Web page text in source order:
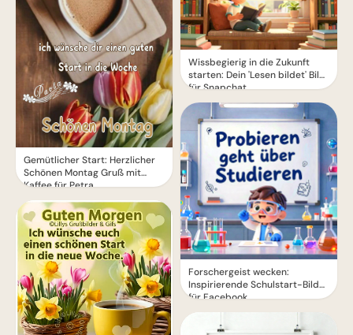
Gemütlicher Start: Herzlicher
Schönen Montag Gruß mit
Kaffee für Petra
Wissbegierig in die Zukunft
starten: Dein 'Lesen bildet' Bild
für Snapchat
Forschergeist wecken:
Inspirierende Schulstart-Bilder
für Facebook